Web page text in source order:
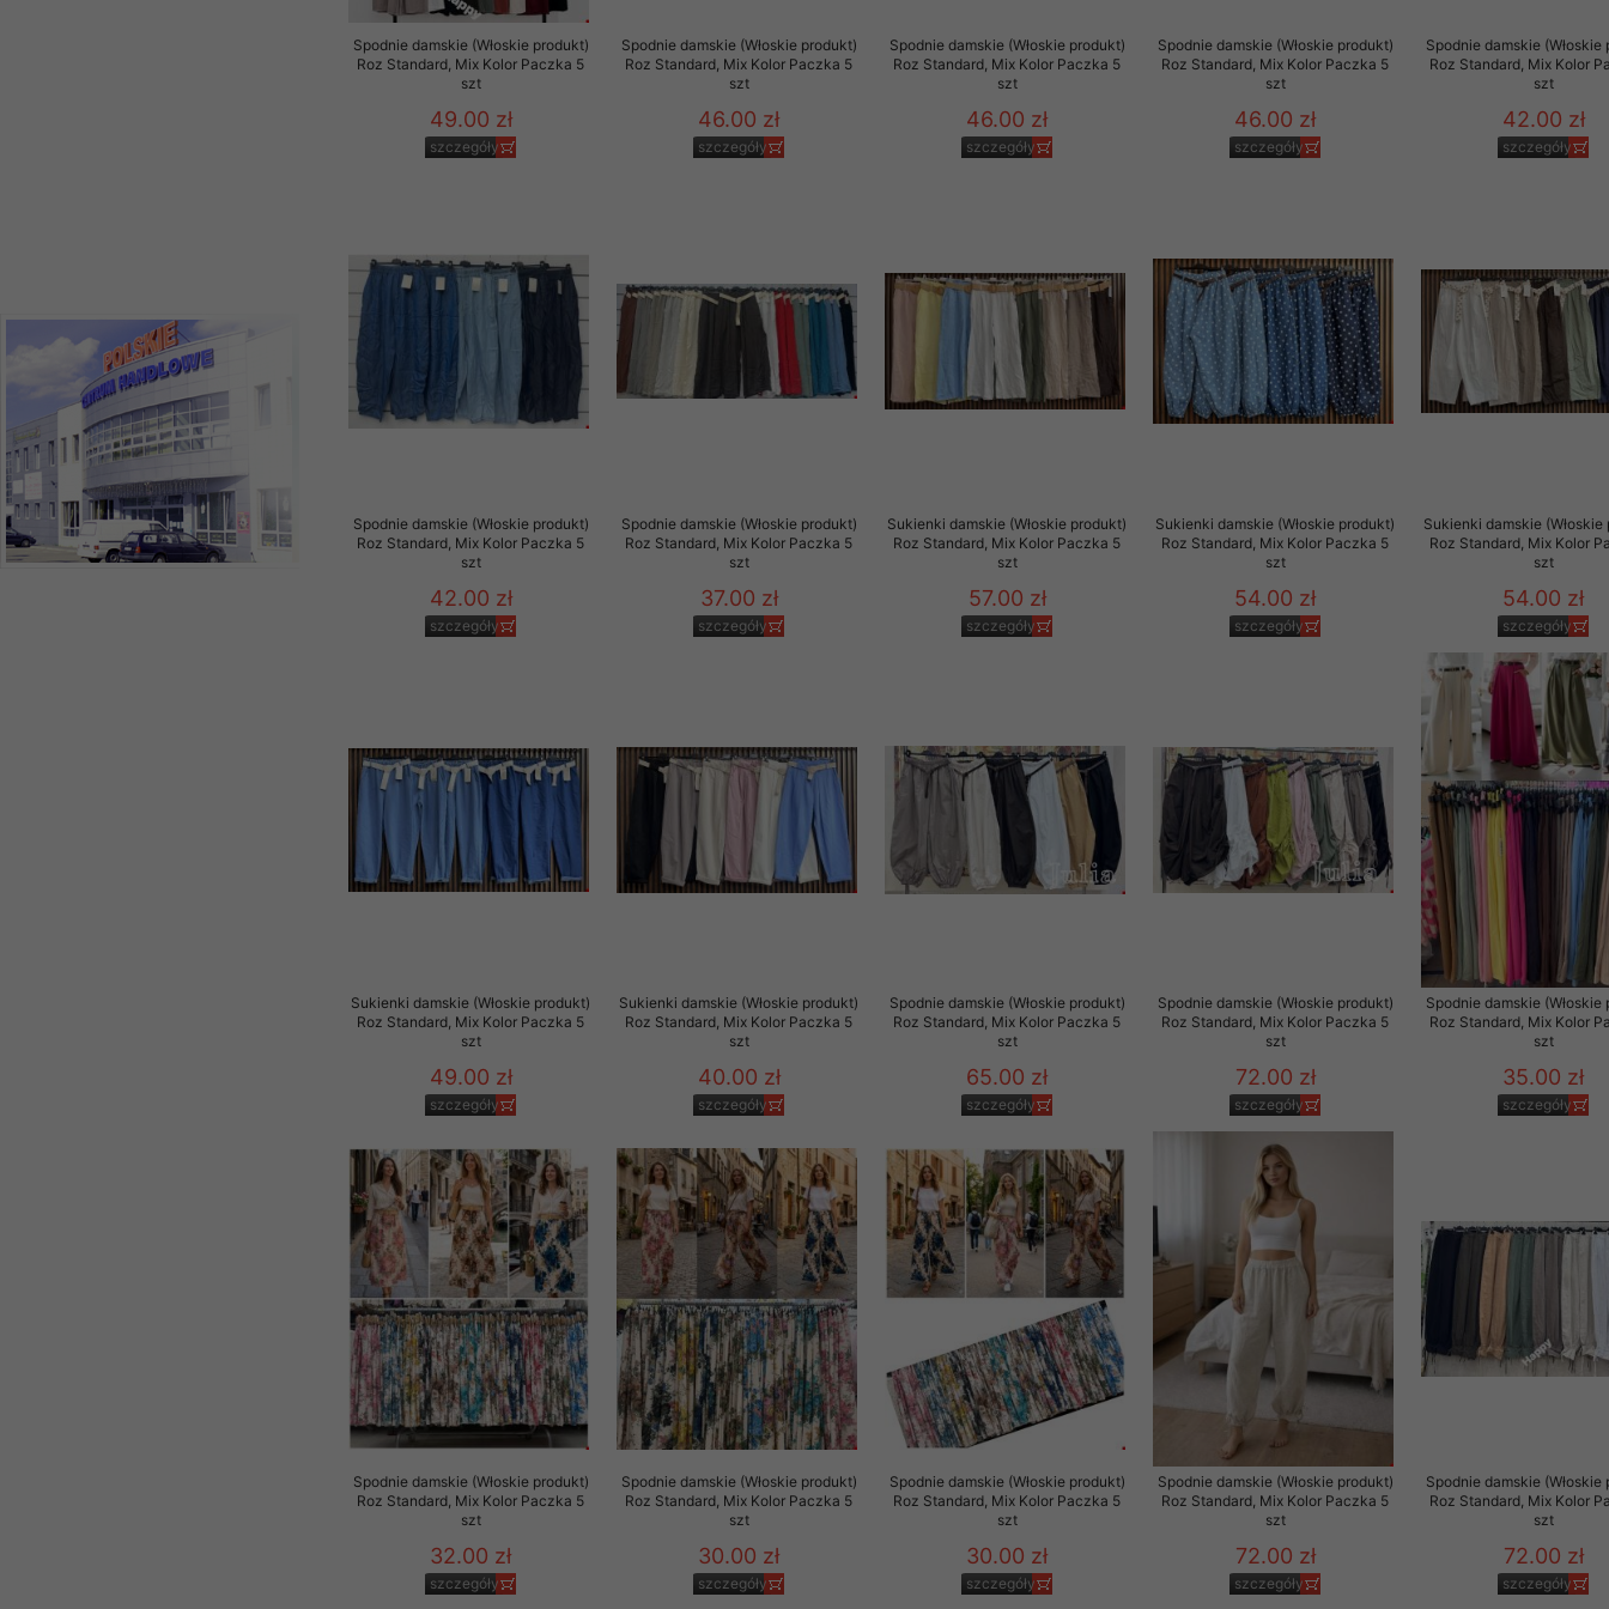
Spodnie damskie (Włoskie produkt)
Roz Standard, Mix Kolor Paczka 5
szt
49.00 zł
szczegóły
Spodnie damskie (Włoskie produkt)
Roz Standard, Mix Kolor Paczka 5
szt
46.00 zł
szczegóły
Spodnie damskie (Włoskie produkt)
Roz Standard, Mix Kolor Paczka 5
szt
46.00 zł
szczegóły
Spodnie damskie (Włoskie produkt)
Roz Standard, Mix Kolor Paczka 5
szt
46.00 zł
szczegóły
Spodnie damskie (Włoskie
Roz Standard, Mix Kolor
szt
42.00 zł
szczegóły
Spodnie damskie (Włoskie produkt)
Roz Standard, Mix Kolor Paczka 5
szt
42.00 zł
szczegóły
Spodnie damskie (Włoskie produkt)
Roz Standard, Mix Kolor Paczka 5
szt
37.00 zł
szczegóły
Sukienki damskie (Włoskie produkt)
Roz Standard, Mix Kolor Paczka 5
szt
57.00 zł
szczegóły
Sukienki damskie (Włoskie produkt)
Roz Standard, Mix Kolor Paczka 5
szt
54.00 zł
szczegóły
Sukienki damskie (Włoskie
Roz Standard, Mix Kolor
szt
54.00 zł
szczegóły
Sukienki damskie (Włoskie produkt)
Roz Standard, Mix Kolor Paczka 5
szt
49.00 zł
szczegóły
Sukienki damskie (Włoskie produkt)
Roz Standard, Mix Kolor Paczka 5
szt
40.00 zł
szczegóły
Spodnie damskie (Włoskie produkt)
Roz Standard, Mix Kolor Paczka 5
szt
65.00 zł
szczegóły
Spodnie damskie (Włoskie produkt)
Roz Standard, Mix Kolor Paczka 5
szt
72.00 zł
szczegóły
Spodnie damskie (Włoskie
Roz Standard, Mix Kolor
szt
35.00 zł
szczegóły
Spodnie damskie (Włoskie produkt)
Roz Standard, Mix Kolor Paczka 5
szt
32.00 zł
szczegóły
Spodnie damskie (Włoskie produkt)
Roz Standard, Mix Kolor Paczka 5
szt
30.00 zł
szczegóły
Spodnie damskie (Włoskie produkt)
Roz Standard, Mix Kolor Paczka 5
szt
30.00 zł
szczegóły
Spodnie damskie (Włoskie produkt)
Roz Standard, Mix Kolor Paczka 5
szt
72.00 zł
szczegóły
Spodnie damskie (Włoskie
Roz Standard, Mix Kolor
szt
72.00 zł
szczegóły